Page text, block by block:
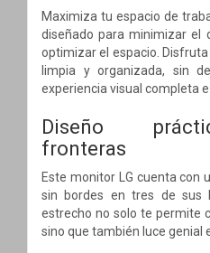
Maximiza tu espacio de
diseñado para minimizar el
optimizar el espacio.
limpia y organizada, sin
experiencia visual completa e
Diseño
fronteras
Este monitor LG cuenta con
sin bordes en tres de sus
estrecho no solo te permite
sino que también luce genial